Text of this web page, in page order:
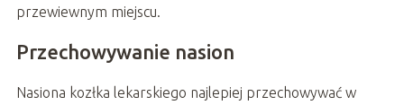
przewiewnym miejscu.
Przechowywanie nasion
Nasiona kozłka lekarskiego najlepiej przechowywać w